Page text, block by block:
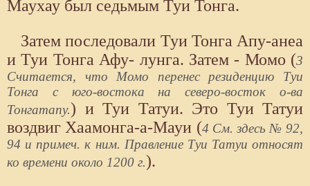
Маухау был седьмым Туи Тонга.
Затем последовали Туи Тонга Апу-анеа
и Туи Тонга Афу- лунга. Затем - Момо (3
Считается, что Момо перенес резиденцию Туи
Тонга с юго-востока на северо-восток о-ва
Тонгатапу.) и Туи Татуи. Это Туи Татуи
воздвиг Хаамонга-а-Мауи (4 См. здесь № 92,
94 и примеч. к ним. Правление Туи Татуи относят
ко времени около 1200 г.).